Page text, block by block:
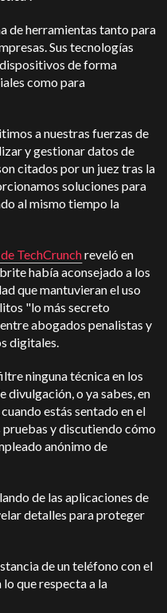
de herramientas tanto para
Sus tecnologías
de forma
como para
a nuestras fuerzas de
y gestionar datos de
citados por un juez tras la
soluciones para
al mismo tiempo la
TechCrunchreveló en
había aconsejado a los
que mantuvieran el uso
"lo más secreto
abogados penalistas y
digitales.
ninguna técnica en los
divulgación, o ya sabes, en
estás sentado en el
y discutiendo cómo
anónimo de
de las aplicaciones de
detalles para proteger
de un teléfono con el
lo que respecta a la